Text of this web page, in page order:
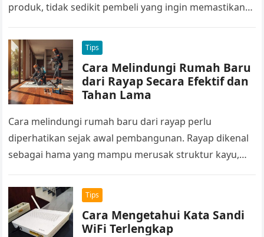
produk, tidak sedikit pembeli yang ingin memastikan
dari BPOM. Kode seperti itu biasanya terhubung…
Tips
Cara Melindungi Rumah Baru
dari Rayap Secara Efektif dan
Tahan Lama
Cara melindungi rumah baru dari rayap perlu
diperhatikan sejak awal pembangunan. Rayap dikenal
sebagai hama yang mampu merusak struktur kayu,
Tips
Cara Mengetahui Kata Sandi
WiFi Terlengkap